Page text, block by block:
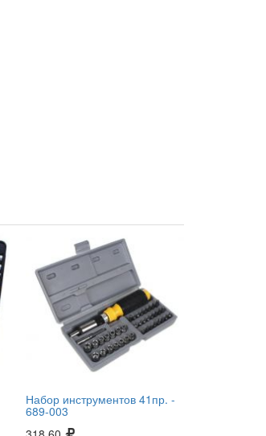
Набор инструментов 41пр. -
689-003